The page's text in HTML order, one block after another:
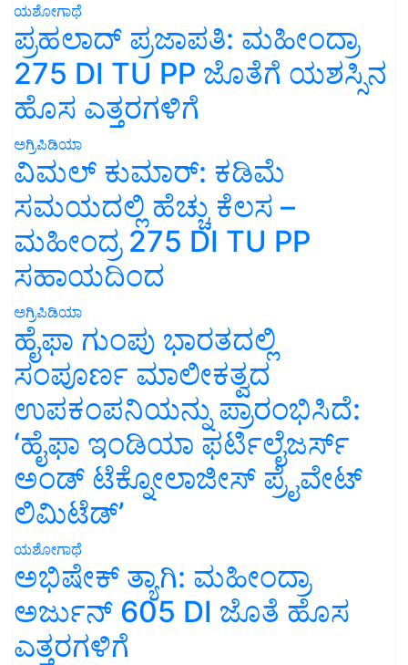
ಯಶೋಗಾಥೆ
ಪ್ರಹಲಾದ್ ಪ್ರಜಾಪತಿ: ಮಹೀಂದ್ರಾ
275 DI TU PP ಜೊತೆಗೆ ಯಶಸ್ಸಿನ
ಹೊಸ ಎತ್ತರಗಳಿಗೆ
ಅಗ್ರಿಪಿಡಿಯಾ
ವಿಮಲ್ ಕುಮಾರ್: ಕಡಿಮೆ
ಸಮಯದಲ್ಲಿ ಹೆಚ್ಚು ಕೆಲಸ –
ಮಹೀಂದ್ರ 275 DI TU PP
ಸಹಾಯದಿಂದ
ಅಗ್ರಿಪಿಡಿಯಾ
ಹೈಫಾ ಗುಂಪು ಭಾರತದಲ್ಲಿ
ಸಂಪೂರ್ಣ ಮಾಲೀಕತ್ವದ
ಉಪಕಂಪನಿಯನ್ನು ಪ್ರಾರಂಭಿಸಿದೆ:
‘ಹೈಫಾ ಇಂಡಿಯಾ ಫರ್ಟಿಲೈಜರ್ಸ್
ಅಂಡ್ ಟೆಕ್ನೋಲಾಜೀಸ್ ಪ್ರೈವೇಟ್
ಲಿಮಿಟೆಡ್’
ಯಶೋಗಾಥೆ
ಅಭಿಷೇಕ್ ತ್ಯಾಗಿ: ಮಹೀಂದ್ರಾ
ಅರ್ಜುನ್ 605 DI ಜೊತೆ ಹೊಸ
ಎತ್ತರಗಳಿಗೆ